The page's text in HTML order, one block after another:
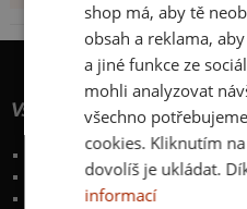
Vše o nákupu
Poštovné a způsoby
Garance výměny či vrácení
Časté otázky
shop má, aby tě
obsah a reklama,
a jiné funkce ze
mohli analyzovat
všechno
cookies. Kliknutím
dovolíš je ukládat.
informací